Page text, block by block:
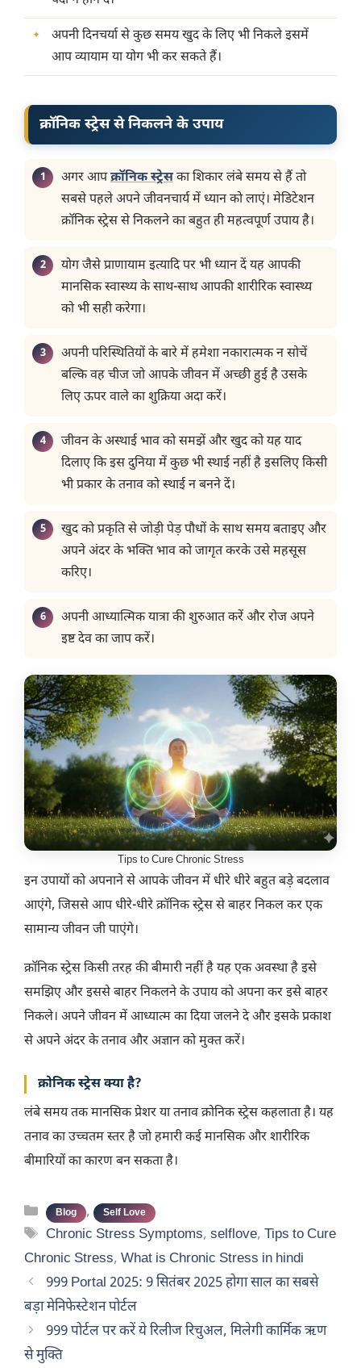
अपनी दिनचर्या से कुछ समय खुद के लिए भी निकले इसमें
आप व्यायाम या योग भी कर सकते हैं।
क्रॉनिक स्ट्रेस से निकलने के उपाय
अगर आपक्रॉनिक स्ट्रेसका शिकार लंबे समय से हैं तो
सबसे पहले अपने जीवनचार्य में ध्यान को लाएं। मेडिटेशन
क्रॉनिक स्ट्रेस से निकलने का बहुत ही महत्वपूर्ण उपाय है।
योग जैसे प्राणायाम इत्यादि पर भी ध्यान दें यह आपकी
मानसिक स्वास्थ्य के साथ-साथ आपकी शारीरिक स्वास्थ्य
को भी सही करेगा।
अपनी परिस्थितियों के बारे में हमेशा नकारात्मक न सोचें
बल्कि वह चीज जो आपके जीवन में अच्छी हुई है उसके
लिए ऊपर वाले का शुक्रिया अदा करें।
जीवन के अस्थाई भाव को समझें और खुद को यह याद
दिलाए कि इस दुनिया में कुछ भी स्थाई नहीं है इसलिए किसी
भी प्रकार के तनाव को स्थाई न बनने दें।
खुद को प्रकृति से जोड़ी पेड़ पौधों के साथ समय बताइए और
अपने अंदर के भक्ति भाव को जागृत करके उसे महसूस
करिए।
अपनी आध्यात्मिक यात्रा की शुरुआत करें और रोज अपने
इष्ट देव का जाप करें।
Tips to Cure Chronic Stress
इन उपायों को अपनाने से आपके जीवन में धीरे धीरे बहुत बड़े बदलाव
आएंगे, जिससे आप धीरे-धीरे क्रॉनिक स्ट्रेस से बाहर निकल कर एक
सामान्य जीवन जी पाएंगे।
क्रॉनिक स्ट्रेस किसी तरह की बीमारी नहीं है यह एक अवस्था है इसे
समझिए और इससे बाहर निकलने के उपाय को अपना कर इसे बाहर
निकले। अपने जीवन में आध्यात्म का दिया जलने दे और इसके प्रकाश
से अपने अंदर के तनाव और अज्ञान को मुक्त करें।
क्रोनिक स्ट्रेस क्या है?
लंबे समय तक मानसिक प्रेशर या तनाव क्रोनिक स्ट्रेस कहलाता है। यह
तनाव का उच्चतम स्तर है जो हमारी कई मानसिक और शारीरिक
बीमारियों का कारण बन सकता है।
Categories
Blog , Self Love
Tags
Chronic Stress Symptoms,selflove,Tips to Cure
Chronic Stress, What is Chronic Stress in hindi
999 Portal 2025: 9 सितंबर 2025 होगा साल का सबसे
बड़ा मेनिफेस्टेशन पोर्टल
999 पोर्टल पर करें ये रिलीज रिचुअल, मिलेगी कार्मिक ऋण
से मुक्ति